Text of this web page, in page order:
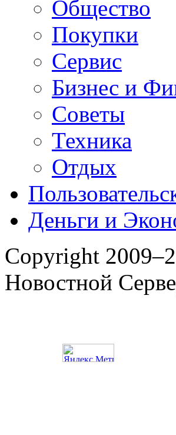
Общество
Покупки
Сервис
Бизнес и
Советы
Техника
Отдых
Деньги и
Copyright
Новостной